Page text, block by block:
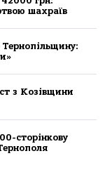
шaхрaїв
з Козівщини
сторінкову